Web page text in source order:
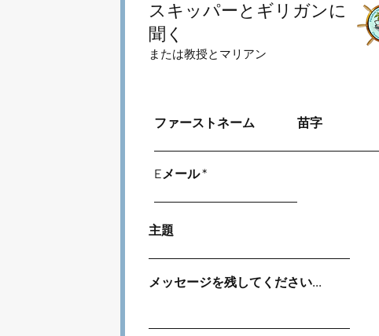
スキッパーとギリガンに
聞く
または教授とマリアン
ファーストネーム 苗字
Eメール
主題
メッセージを残してください...